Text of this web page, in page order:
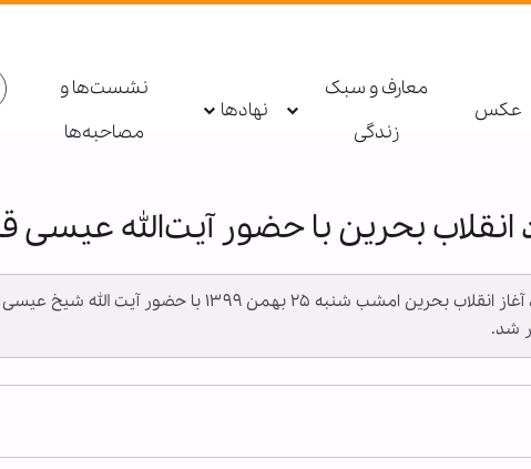
عکس
معارف و سبک
زندگی
نهادها
نشست‌ها و
مصاحبه‌ها
بحرین با حضور آیت‌الله عیسی
به گزارش خبرگزاری اهل‌بیت(ع) ـ ابنا ـ مراسم بزرگداشت دهمین سالگرد آغاز انقلاب
شد.